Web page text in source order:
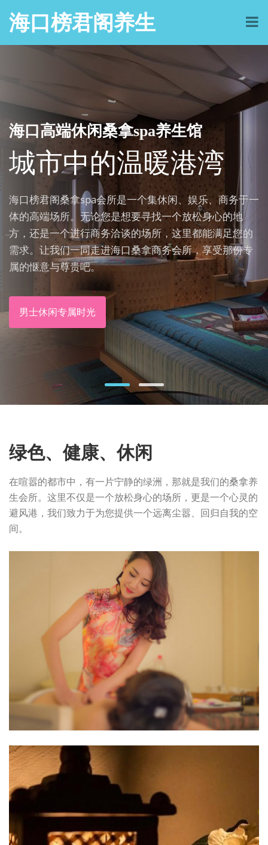
海口榜君阁养生
海口高端休闲桑拿spa养生馆
城市中的温暖港湾
海口榜君阁桑拿spa会所是一个集休闲、娱乐、商务于一
体的高端场所。无论您是想要寻找一个放松身心的地
方，还是一个进行商务洽谈的场所，这里都能满足您的
需求。让我们一同走进海口桑拿商务会所，享受那份专
属的惬意与尊贵吧。
男士休闲专属时光
绿色、健康、休闲
在喧嚣的都市中，有一片宁静的绿洲，那就是我们的桑拿养
生会所。这里不仅是一个放松身心的场所，更是一个心灵的
避风港，我们致力于为您提供一个远离尘嚣、回归自我的空
间。